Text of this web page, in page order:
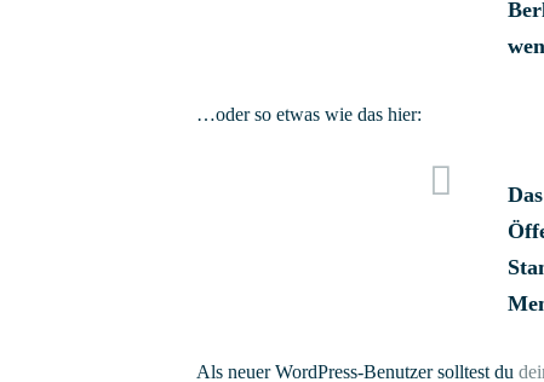
…oder so etwas wie das hier:
Als neuer WordPress-Benutzer solltest du